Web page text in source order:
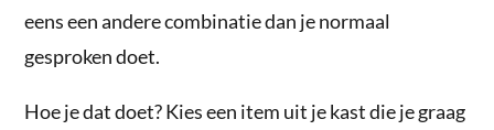
eens een andere combinatie dan je normaal
gesproken doet.
Hoe je dat doet? Kies een item uit je kast die je graag